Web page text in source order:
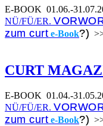
E-BOOK 01.06.-
NÜ/FÜ/ER.
zum curt e-Book?)
CURT
E-BOOK 01.04.-
NÜ/FÜ/ER.
zum curt e-Book?)